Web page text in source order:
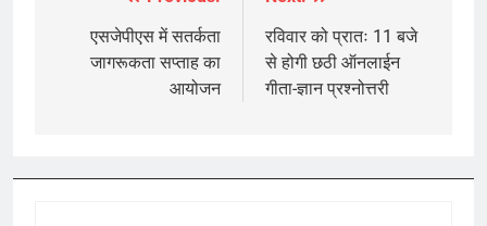
navigation
एसजेपीएस में सतर्कता
जागरूकता सप्ताह का
आयोजन
रविवार को प्रातः 11 बजे
से होगी छठी ऑनलाईन
गीता-ज्ञान प्रश्नोत्तरी